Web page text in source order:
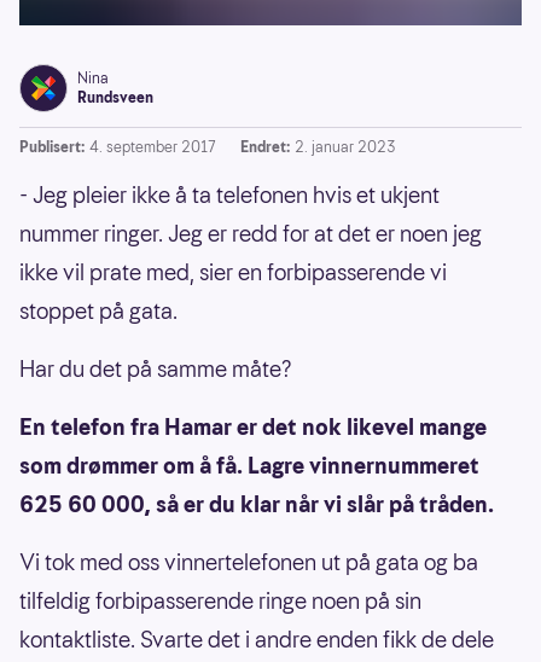
Nina
Rundsveen
Publisert: 4. september 2017 Endret: 2. januar 2023
- Jeg pleier ikke å ta telefonen hvis et ukjent
nummer ringer. Jeg er redd for at det er noen jeg
ikke vil prate med, sier en forbipasserende vi
stoppet på gata.
Har du det på samme måte?
En telefon fra Hamar er det nok likevel mange
som drømmer om å få. Lagre vinnernummeret
625 60 000, så er du klar når vi slår på tråden.
Vi tok med oss vinnertelefonen ut på gata og ba
tilfeldig forbipasserende ringe noen på sin
kontaktliste. Svarte det i andre enden fikk de dele